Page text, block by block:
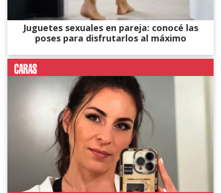
Juguetes sexuales en pareja: conocé las
poses para disfrutarlos al máximo